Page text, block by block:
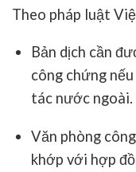
Theo pháp luật
Bản dịch cần
công chứngnếu
tác nước ngoài.
Văn phòng
khớp với hợp